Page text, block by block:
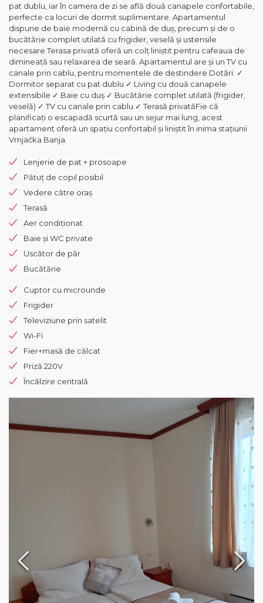
pat dublu, iar în camera de zi se află două canapele confortabile,
perfecte ca locuri de dormit suplimentare. Apartamentul
dispune de baie modernă cu cabină de duș, precum și de o
bucătărie complet utilată cu frigider, veselă și ustensile
necesare.Terasa privată oferă un colț liniștit pentru cafeaua de
dimineață sau relaxarea de seară. Apartamentul are și un TV cu
canale prin cablu, pentru momentele de destindere.Dotări: ✓
Dormitor separat cu pat dublu ✓ Living cu două canapele
extensibile ✓ Baie cu duș ✓ Bucătărie complet utilată (frigider,
veselă) ✓ TV cu canale prin cablu ✓ Terasă privatăFie că
planificați o escapadă scurtă sau un sejur mai lung, acest
apartament oferă un spațiu confortabil și liniștit în inima stațiunii
Vrnjačka Banja.
Lenjerie de pat + prosoape
Pătuț de copil posibil
Vedere către oraș
Terasă
Aer condiționat
Baie și WC private
Uscător de păr
Bucătărie
Cuptor cu microunde
Frigider
Televiziune prin satelit
Wi-Fi
Fier+masă de călcat
Priză 220V
Încălzire centrală